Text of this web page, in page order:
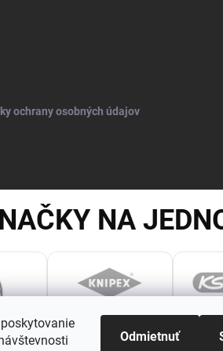
Odmietnuť
ochrany osobných údajov
NA